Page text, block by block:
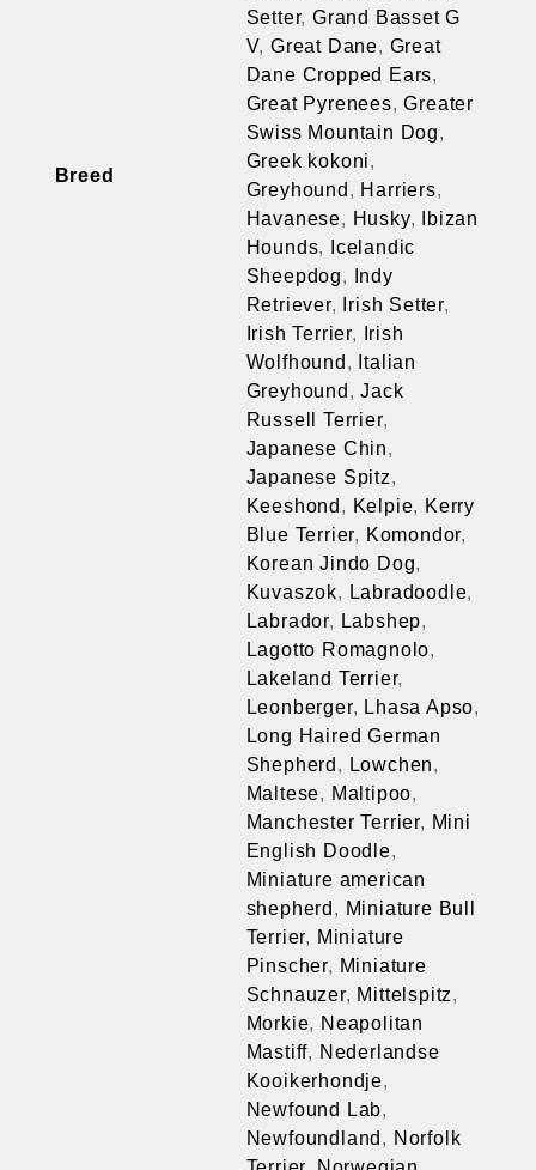
Breed
Setter, Grand Basset G
V, Great Dane, Great
Dane Cropped Ears,
Great Pyrenees,Greater
Swiss Mountain Dog,
Greek kokoni,
Greyhound , Harriers,
Havanese, Husky,
Ibizan
Hounds,
Icelandic
Sheepdog,
Indy
Retriever, Irish Setter,
Irish Terrier,
Irish
Wolfhound ,
Italian
Greyhound ,Jack
Russell Terrier,
Japanese Chin,
Japanese Spitz,
Keeshond , Kelpie, Kerry
Blue Terrier, Komondor,
Korean Jindo Dog,
Kuvaszok, Labradoodle,
Labrador, Labshep,
Lagotto Romagnolo,
Lakeland Terrier,
Leonberger, Lhasa Apso,
Long Haired German
Shepherd , Lowchen,
Maltese, Maltipoo,
Manchester Terrier, Mini
English Doodle,
Miniature american
shepherd , Miniature Bull
Terrier, Miniature
Pinscher, Miniature
Schnauzer, Mittelspitz,
Morkie, Neapolitan
Mastiff, Nederlandse
Kooikerhondje,
Newfound Lab,
Newfoundland , Norfolk